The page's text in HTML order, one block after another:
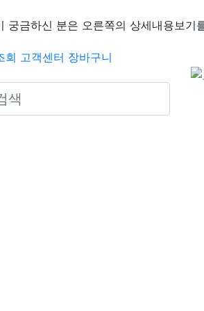
금하신 분은 오른쪽의 상세내용보기
회 고객센터 장바구니